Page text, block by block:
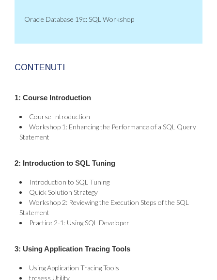
Oracle Database 19c: SQL Workshop
CONTENUTI
1: Course Introduction
Course Introduction
Workshop 1: Enhancing the Performance of a SQL Query
Statement
2: Introduction to SQL Tuning
Introduction to SQL Tuning
Quick Solution Strategy
Workshop 2: Reviewing the Execution Steps of the SQL
Statement
Practice 2-1: Using SQL Developer
3: Using Application Tracing Tools
Using Application Tracing Tools
trcsess Utility